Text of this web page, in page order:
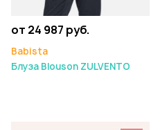
от 24 987 руб.
Babista
Блуза Blouson ZULVENTO